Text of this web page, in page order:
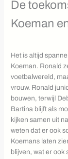
De
Koeman
Het is altijd
Koeman. Ronald
voetbalwereld,
vrouw. Ronald
bouwen, terwijl
Bartina blijft als
kijken samen uit
weten dat er ook
Koemans laten
blijven, wat er ook